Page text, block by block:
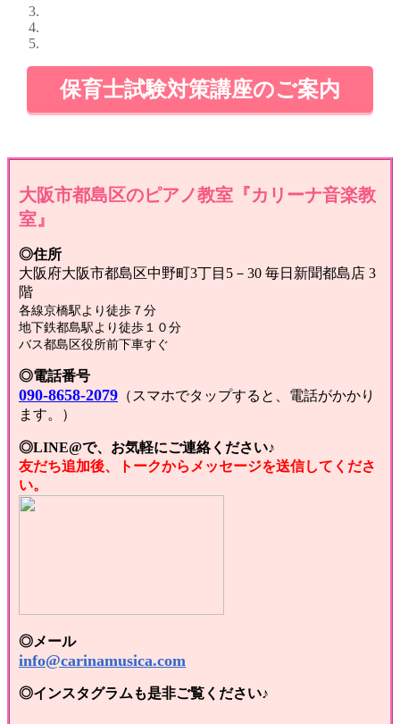
保育士試験対策講座のご案内
大阪市都島区のピアノ教室『カリーナ音楽教
室』
◎住所
大阪府大阪市都島区中野町3丁目5－30 毎日新聞都島店 3
階
各線京橋駅より徒歩７分
地下鉄都島駅より徒歩１０分
バス都島区役所前下車すぐ
◎電話番号
090-8658-2079 （スマホでタップすると、電話がかかり
ます。）
◎LINE@で、お気軽にご連絡ください♪
友だち追加後、トークからメッセージを送信してくださ
い。
◎メール
info@carinamusica.com
◎インスタグラムも是非ご覧ください♪